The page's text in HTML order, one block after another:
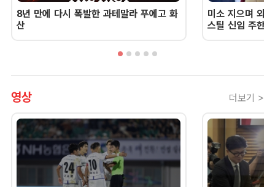
8년 만에 다시 폭발한 과테말라 푸에고 화
산
미소 지으며 외
스틸 신임 주한
영상 더보기 >